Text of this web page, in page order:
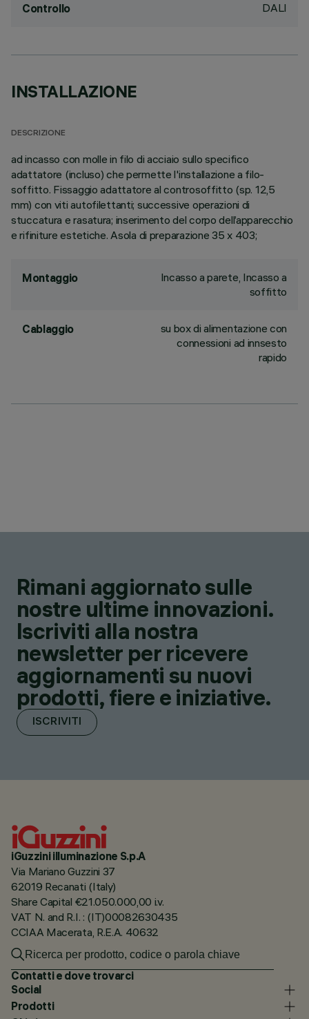
Controllo DALI
INSTALLAZIONE
DESCRIZIONE
ad incasso con molle in filo di acciaio sullo specifico
adattatore (incluso) che permette l'installazione a filo-
soffitto. Fissaggio adattatore al controsoffitto (sp. 12,5
mm) con viti autofilettanti; successive operazioni di
stuccatura e rasatura; inserimento del corpo dell’apparecchio
e rifiniture estetiche. Asola di preparazione 35 x 403;
Montaggio
Incasso a parete, Incasso a
soffitto
Cablaggio
su box di alimentazione con
connessioni ad innsesto
rapido
Rimani aggiornato sulle
nostre ultime innovazioni.
Iscriviti alla nostra
newsletter per ricevere
aggiornamenti su nuovi
prodotti, fiere e iniziative.
ISCRIVITI
iGuzzini illuminazione S.p.A
Via Mariano Guzzini 37
62019 Recanati (Italy)
Share Capital €21.050.000,00 i.v.
VAT N. and R.I. : (IT)00082630435
CCIAA Macerata, R.E.A. 40632
Contatti e dove trovarci
Social
Prodotti